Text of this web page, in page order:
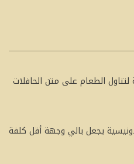
لتناول الطعام على متن الحافلات
يجعل بالي وجهة أقل كلفة